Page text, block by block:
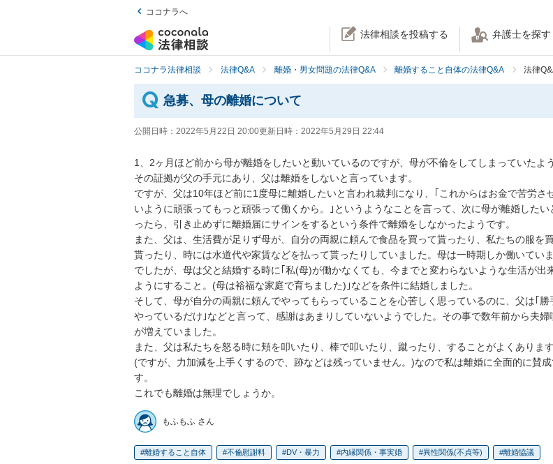
ココナラへ
法律相談を投稿する 弁護士を探す
ココナラ法律相談 法律Q&A 離婚・男女問題の法律Q&A 離婚すること自体の法律Q&A 法律
急募、母の離婚について
公開日時： 2022年5月22日 20:00更新日時： 2022年5月29日 22:44
1、2ヶ月ほど前から母が離婚をしたいと動いているのですが、母が不倫をしてしまっていたよう
その証拠が父の手元にあり、父は離婚をしないと言っています。
ですが、父は10年ほど前に1度母に離婚したいと言われ裁判になり、｢これからはお金で苦労さ
いように頑張ってもっと頑張って働くから。｣というようなことを言って、次に母が離婚したい
ったら、引き止めずに離婚届にサインをするという条件で離婚をしなかったようです。
また、父は、生活費が足りず母が、自分の両親に頼んで食品を買って貰ったり、私たちの服を
貰ったり、時には水道代や家賃などを払って貰ったりしていました。母は一時期しか働いてい
でしたが、母は父と結婚する時に｢私(母)が働かなくても、今までと変わらないような生活が出
ようにすること。(母は裕福な家庭で育ちました)｣などを条件に結婚しました。
そして、母が自分の両親に頼んでやってもらっていることを心苦しく思っているのに、父は｢勝
やっているだけ｣などと言って、感謝はあまりしていないようでした。その事で数年前から夫婦
が増えていました。
また、父は私たちを怒る時に頬を叩いたり、棒で叩いたり、蹴ったり、することがよくあります
(ですが、力加減を上手くするので、跡などは残っていません。)なので私は離婚に全面的に賛
す。
これでも離婚は無理でしょうか。
もふもふ さん
離婚すること自体 不倫慰謝料 DV・暴力 内縁関係・事実婚 異性関係(不貞等) 離婚協議